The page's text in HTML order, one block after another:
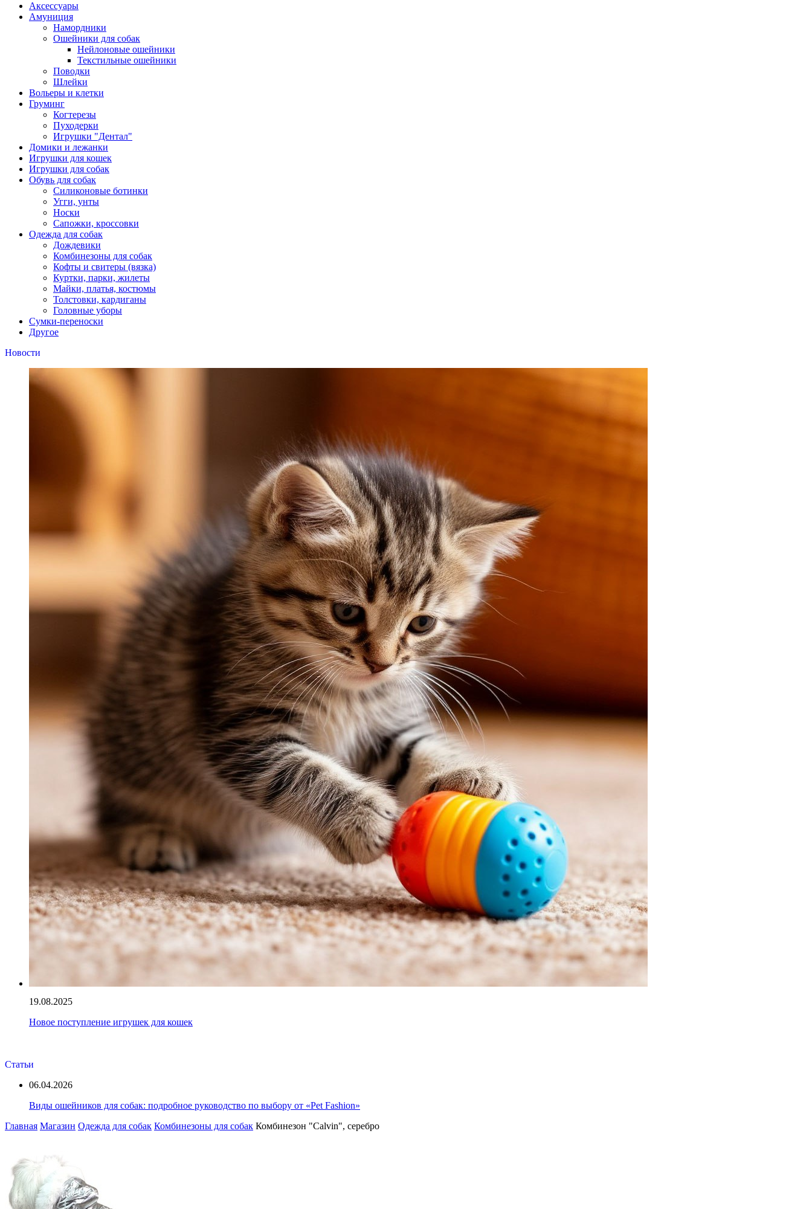
Аксессуары
Амуниция
Намордники
Ошейники для собак
Нейлоновые ошейники
Текстильные ошейники
Поводки
Шлейки
Вольеры и клетки
Груминг
Когтерезы
Пуходерки
Игрушки "Дентал"
Домики и лежанки
Игрушки для кошек
Игрушки для собак
Обувь для собак
Силиконовые ботинки
Угги, унты
Носки
Сапожки, кроссовки
Одежда для собак
Дождевики
Комбинезоны для собак
Кофты и свитеры (вязка)
Куртки, парки, жилеты
Майки, платья, костюмы
Толстовки, кардиганы
Головные уборы
Сумки-переноски
Другое
Новости
19.08.2025
Новое поступление игрушек для кошек
Статьи
06.04.2026
Виды ошейников для собак: подробное руководство по выбору от «Pet Fashion»
Главная Магазин Одежда для собак Комбинезоны для собак Комбинезон "Calvin", серебро